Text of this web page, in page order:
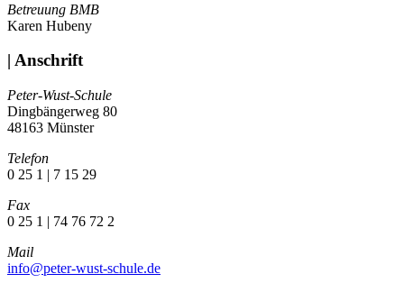
Betreuung BMB
Karen Hubeny
| Anschrift
Peter-Wust-Schule
Dingbängerweg 80
48163 Münster
Telefon
0 25 1 | 7 15 29
Fax
0 25 1 | 74 76 72 2
Mail
info@peter-wust-schule.de